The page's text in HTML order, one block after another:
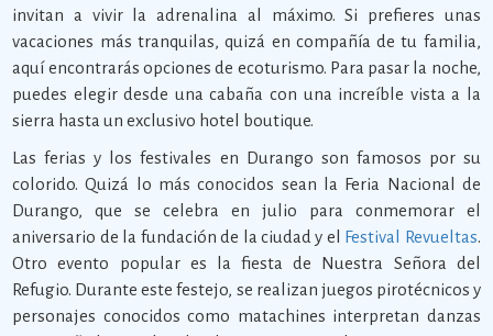
invitan a vivir la adrenalina al máximo. Si prefieres unas
vacaciones más tranquilas, quizá en compañía de tu familia,
aquí encontrarás opciones de ecoturismo. Para pasar la noche,
puedes elegir desde una cabaña con una increíble vista a la
sierra hasta un exclusivo hotel boutique.
Las ferias y los festivales en Durango son famosos por su
colorido. Quizá lo más conocidos sean la Feria Nacional de
Durango, que se celebra en julio para conmemorar el
aniversario de la fundación de la ciudad y el
Festival Revueltas.
Otro evento popular es la fiesta de Nuestra Señora del
Refugio. Durante este festejo, se realizan juegos pirotécnicos y
personajes conocidos como matachines interpretan danzas